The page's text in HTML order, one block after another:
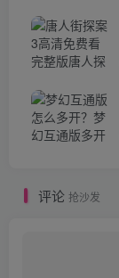
评论 抢沙发